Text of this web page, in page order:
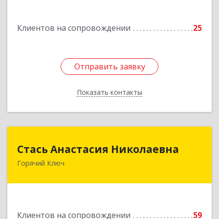
Клиентов на сопровождении 25
Отправить заявку
Показать контакты
Подробнее
Отправить заявку
Назад
Стась Анастасия Николаевна
Горячий Ключ
Клиентов на сопровождении 59
353290, г. Горячий Ключ, ул. Ленина, д. 242,